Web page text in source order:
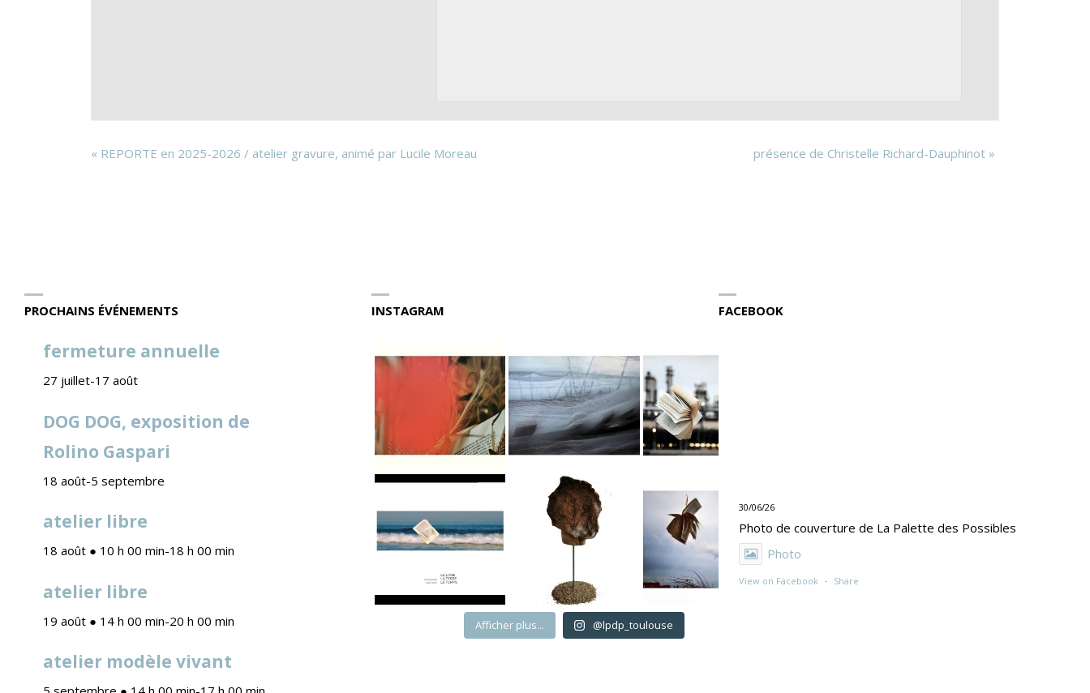
« REPORTE en 2025-2026 / atelier gravure, animé par Lucile Moreau présence de Christelle Richard-Dauphinot »
PROCHAINS ÉVÉNEMENTS
fermeture annuelle
27 juillet-17 août
DOG DOG, exposition de
Rolino Gaspari
18 août-5 septembre
atelier libre
18 août ● 10 h 00 min-18 h 00 min
atelier libre
19 août ● 14 h 00 min-20 h 00 min
atelier modèle vivant
INSTAGRAM
Afficher plus... @lpdp_toulouse
FACEBOOK
30/06/26
Photo de couverture de La Palette des Possibles
Photo
View on Facebook · Share